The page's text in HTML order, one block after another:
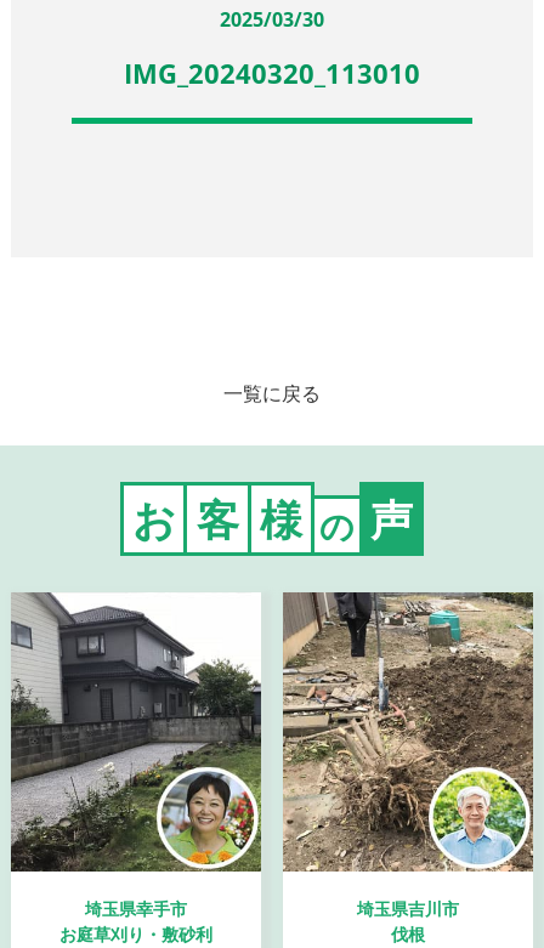
2025/03/30
IMG_20240320_113010
一覧に戻る
お 客 様 の 声
埼玉県幸手市
お庭草刈り・敷砂利
埼玉県吉川市
伐根